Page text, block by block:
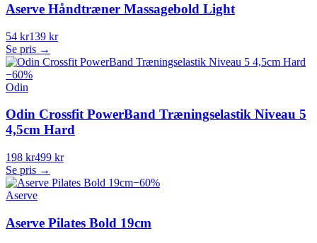
Aserve Håndtræner Massagebold Light
54 kr139 kr
Se pris →
−60%
Odin
Odin Crossfit PowerBand Træningselastik Niveau 5
4,5cm Hard
198 kr499 kr
Se pris →
−60%
Aserve
Aserve Pilates Bold 19cm